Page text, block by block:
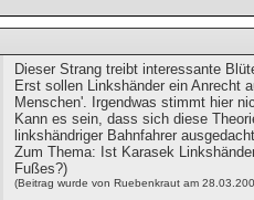
Dieser Strang treibt interessante
Erst sollen Linkshänder ein Anrecht
Menschen'. Irgendwas stimmt hier
Kann es sein, dass sich diese
linkshändriger Bahnfahrer
Zum Thema: Ist Karasek
Fußes?)
(Beitrag wurde von Ruebenkraut am